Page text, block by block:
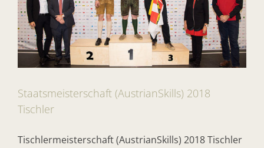
Staatsmeisterschaft (AustrianSkills) 2018
Tischler
Tischlermeisterschaft (AustrianSkills) 2018 Tischler